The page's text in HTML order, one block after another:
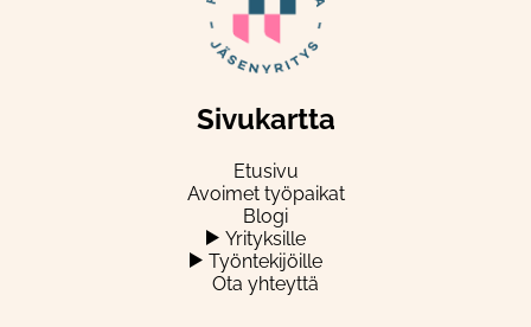
Sivukartta
Etusivu
Avoimet työpaikat
Blogi
Yrityksille
Työntekijöille
Ota yhteyttä